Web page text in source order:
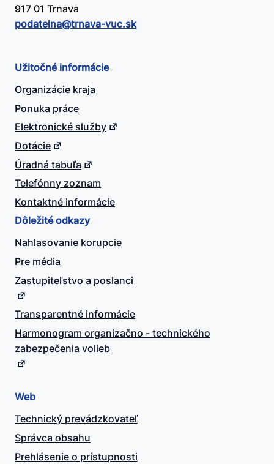
917 01 Trnava
podatelna@​trnava-vuc.sk
Užitočné informácie
Organizácie kraja
Ponuka práce
Elektronické služby
Dotácie
Úradná tabuľa
Telefónny zoznam
Kontaktné informácie
Dôležité odkazy
Nahlasovanie korupcie
Pre média
Zastupiteľstvo a poslanci
Transparentné informácie
Harmonogram organizačno - technického
zabezpečenia volieb
Web
Technický prevádzkovateľ
Správca obsahu
Prehlásenie o prístupnosti